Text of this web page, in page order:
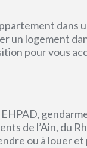
dans
un logement
pour vous
de l’Ain, du
ou à louer